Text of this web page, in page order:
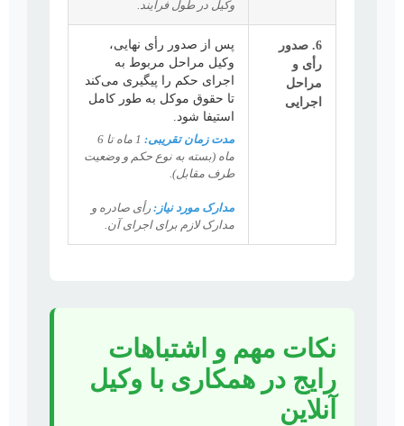
وکیل در طول فرآیند.
6. صدور
رأی و
مراحل
اجرایی
پس از صدور رأی نهایی،
وکیل مراحل مربوط به
اجرای حکم را پیگیری می‌کند
تا حقوق موکل به طور کامل
استیفا شود.
مدت زمان تقریبی:
1 ماه تا 6
ماه (بسته به نوع حکم و وضعیت
طرف مقابل).
مدارک مورد نیاز: رأی صادره و
مدارک لازم برای اجرای آن.
نکات مهم و اشتباهات
رایج در همکاری با وکیل
آنلاین